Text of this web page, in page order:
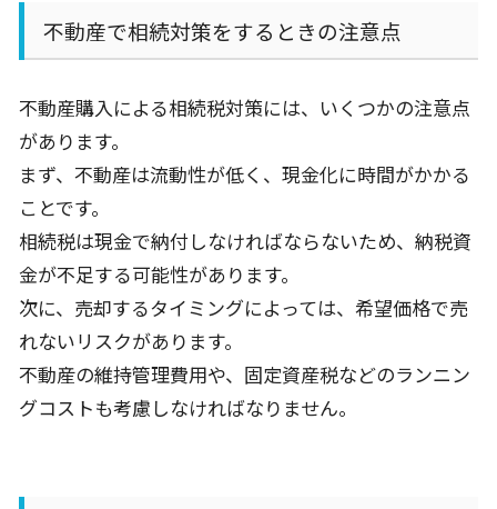
不動産で相続対策をするときの注意点
不動産購入による相続税対策には、いくつかの注意点
があります。
まず、不動産は流動性が低く、現金化に時間がかかる
ことです。
相続税は現金で納付しなければならないため、納税資
金が不足する可能性があります。
次に、売却するタイミングによっては、希望価格で売
れないリスクがあります。
不動産の維持管理費用や、固定資産税などのランニン
グコストも考慮しなければなりません。